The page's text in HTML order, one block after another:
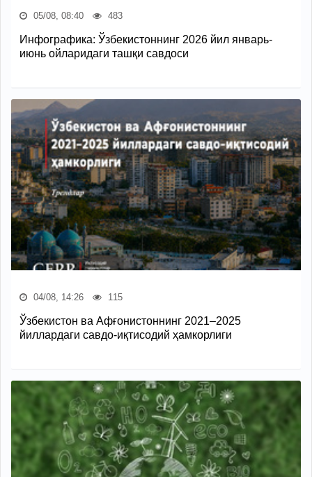
05/08, 08:40 483
Инфографика: Ўзбекистоннинг 2026 йил январь-
июнь ойларидаги ташқи савдоси
04/08, 14:26 115
Ўзбекистон ва Афғонистоннинг 2021–2025
йиллардаги савдо-иқтисодий ҳамкорлиги